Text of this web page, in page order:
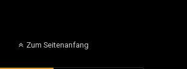
Zum Seitenanfang